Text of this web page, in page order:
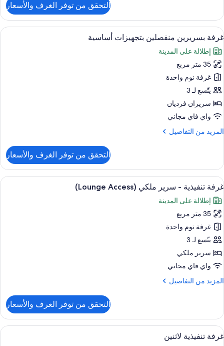
غرفة
بتجهيزات
أساسية
سرير
ملكي
التحقق من توفر الغرف والأسعار
استعراض
جميع
صور
غرفة
بسريرين
منفصلين
بتجهيزات
أساسية
أحواض استحمام وحجيرات دش منفصلة،
9
غرفة بسريرين منفصلين بتجهيزات أساسية
إطلالة على المدينة
35 متر مربع
غرفة نوم واحدة
يتّسع لـ 3
سريران فرديان
واي فاي مجاني
المزيد من التفاصيل
المزيد
غرفة
بسريرين
منفصلين
بتجهيزات
أساسية
التحقق من توفر الغرف والأسعار
استعراض
جميع
صور
غرفة
تنفيذية
-
سرير
ملكي
(Lounge
Access)
أغطية فراش متميزة وأسرّة تيمبور بديك
7
غرفة تنفيذية - سرير ملكي (Lounge Access)
إطلالة على المدينة
35 متر مربع
غرفة نوم واحدة
يتّسع لـ 3
سرير ملكي
واي فاي مجاني
المزيد من التفاصيل
المزيد
غرفة
تنفيذية
-
سرير
التحقق من توفر الغرف والأسعار
استعراض
جميع
أحواض استحمام وحجيرات دش منفصلة،
9
غرفة تنفيذية لاثنين